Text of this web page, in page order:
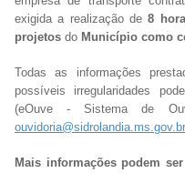
exigida a realização de8
projetos do Município como
Todas as informações
possíveis irregularidades
(eOuve - Sistema de
Mais informações podem